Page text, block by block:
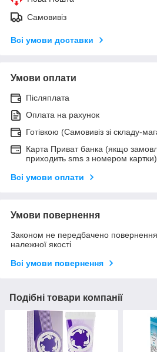
Самовивіз
Всі умови доставки
Умови оплати
Післяплата
Оплата на рахунок
Готівкою (Самовивіз зі складу-
Карта Приват банка (якщо
приходить sms з номером картки)
Всі умови оплати
Умови повернення
Законом не передбачено
належної якості
Всі умови повернення
Подібні товари компанії